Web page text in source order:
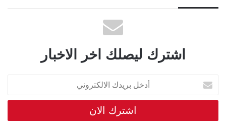
اشترك ليصلك اخر الاخبار
أدخل
بريدك
الالكتروني